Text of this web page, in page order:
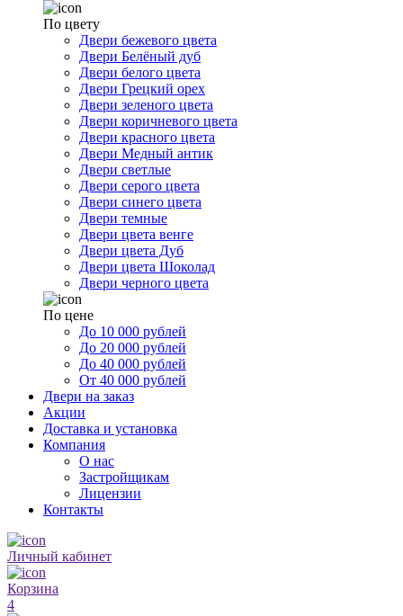
По цвету
Двери бежевого цвета
Двери Белёный дуб
Двери белого цвета
Двери Грецкий орех
Двери зеленого цвета
Двери коричневого цвета
Двери красного цвета
Двери Медный антик
Двери светлые
Двери серого цвета
Двери синего цвета
Двери темные
Двери цвета венге
Двери цвета Дуб
Двери цвета Шоколад
Двери черного цвета
По цене
До 10 000 рублей
До 20 000 рублей
До 40 000 рублей
От 40 000 рублей
Двери на заказ
Акции
Доставка и установка
Компания
О нас
Застройщикам
Лицензии
Контакты
Личный кабинет
Корзина
4